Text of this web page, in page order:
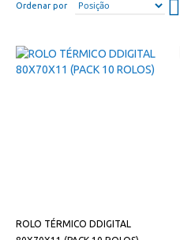
Ordenar por
ROLO TÉRMICO DDIGITAL